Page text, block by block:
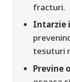
fracturi.
Intarzie
tesuturi
Previne